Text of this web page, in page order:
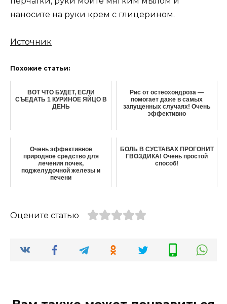
наносите на руки крем с глицерином.
Источник
Похожие статьи:
ВОТ ЧТО БУДЕТ, ЕСЛИ
СЪЕДАТЬ 1 КУРИНОЕ ЯЙЦО В
ДЕНЬ
Рис от остеохондроза —
помогает даже в самых
запущенных случаях! Очень
эффективно
Очень эффективное
природное средство для
лечения почек,
поджелудочной железы и
печени
БОЛЬ В СУСТАВАХ ПРОГОНИТ
ГВОЗДИКА! Очень простой
способ!
Оцените статью